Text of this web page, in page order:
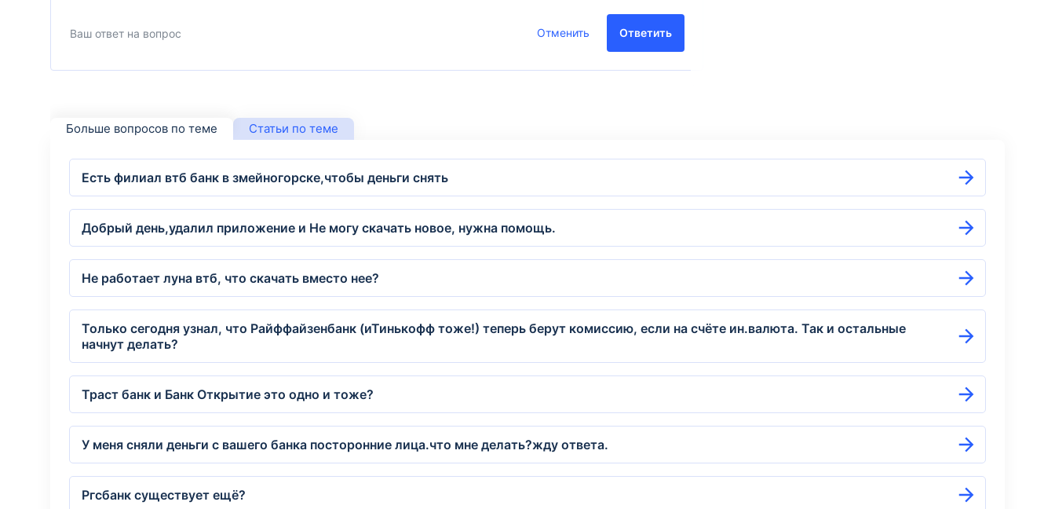
Отменить Ответить
Больше вопросов по теме Статьи по теме
Есть филиал втб банк в змейногорске,чтобы деньги снять
Добрый день,удалил приложение и Не могу скачать новое, нужна помощь.
Не работает луна втб, что скачать вместо нее?
Только сегодня узнал, что Райффайзенбанк (иТинькофф тоже!) теперь берут комиссию, если на счёте ин.валюта. Так и остальные
начнут делать?
Траст банк и Банк Открытие это одно и тоже?
У меня сняли деньги с вашего банка посторонние лица.что мне делать?жду ответа.
Ргсбанк существует ещё?